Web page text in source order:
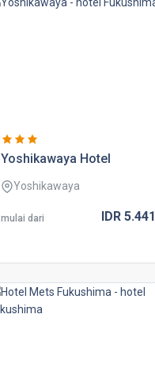
yoshikawaya hotel
Yoshikawaya
mulai dari IDR